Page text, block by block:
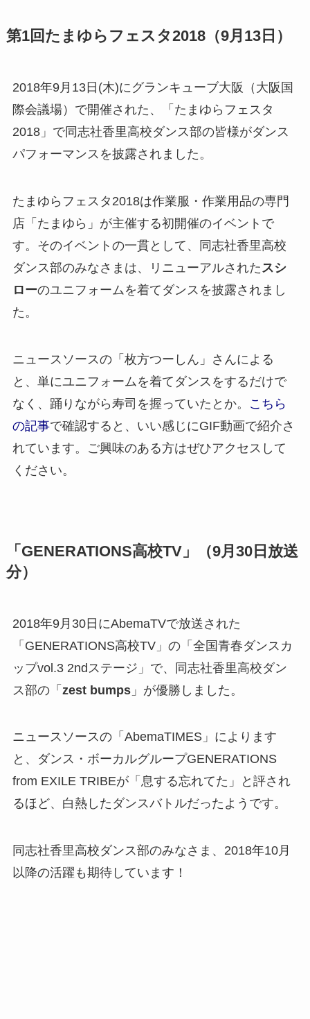
第1回たまゆらフェスタ2018（9月13日）
2018年9月13日(木)にグランキューブ大阪（大阪国
際会議場）で開催された、「たまゆらフェスタ
2018」で同志社香里高校ダンス部の皆様がダンス
パフォーマンスを披露されました。
たまゆらフェスタ2018は作業服・作業用品の専門
店「たまゆら」が主催する初開催のイベントで
す。そのイベントの一貫として、同志社香里高校
ダンス部のみなさまは、リニューアルされた スシ
ローのユニフォームを着てダンスを披露されまし
た。
ニュースソースの「枚方つーしん」さんによる
と、単にユニフォームを着てダンスをするだけで
なく、踊りながら寿司を握っていたとか。
こちら
の記事で確認すると、いい感じにGIF動画で紹介さ
れています。ご興味のある方はぜひアクセスして
ください。
「GENERATIONS高校TV」（9月30日放送
分）
2018年9月30日にAbemaTVで放送された
「GENERATIONS高校TV」の「全国青春ダンスカ
ップvol.3 2ndステージ」で、同志社香里高校ダン
ス部の「 zest bumps」が優勝しました。
ニュースソースの「AbemaTIMES」によります
と、ダンス・ボーカルグループGENERATIONS
from EXILE TRIBEが「息する忘れてた」と評され
るほど、白熱したダンスバトルだったようです。
同志社香里高校ダンス部のみなさま、2018年10月
以降の活躍も期待しています！